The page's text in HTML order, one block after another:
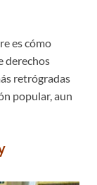
es cómo
derechos
retrógradas
popular, aun